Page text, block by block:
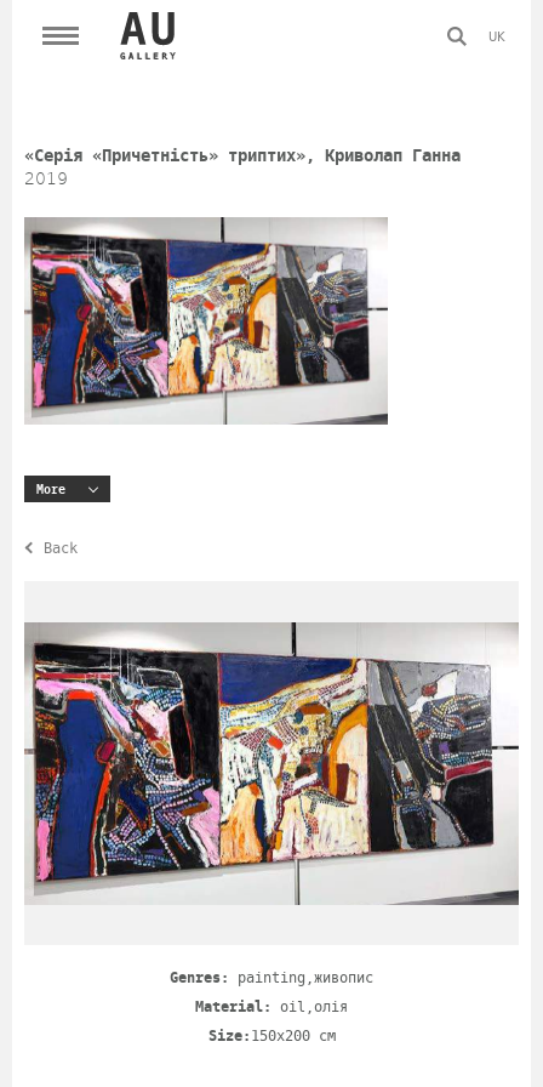
UK
«Серія «Причетність» триптих», Криволап Ганна
2019
More
Back
Genres: painting,живопис
Material: oil,олія
Size:150х200 cm